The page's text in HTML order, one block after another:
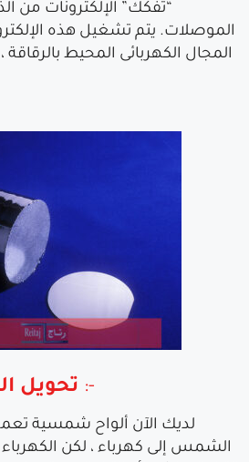
“تفكك” الإلكترونات من
الموصلات. يتم تشغيل هذه
المجال الكهربائى المحيط بالرقاقة
تحويل :-
لديك الآن ألواح شمسية
الشمس إلى كهرباء ، لكن